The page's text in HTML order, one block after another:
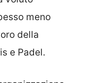
meno
della
e Padel.